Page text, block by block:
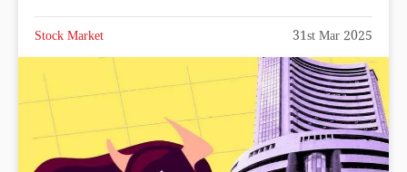
Stock Market 31st Mar 2025